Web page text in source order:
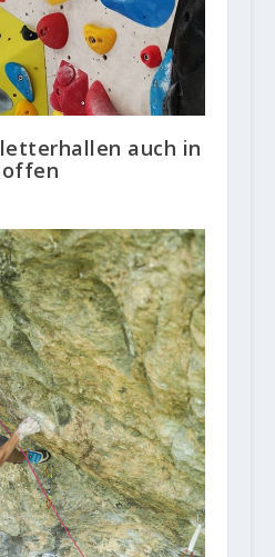
auch in
offen